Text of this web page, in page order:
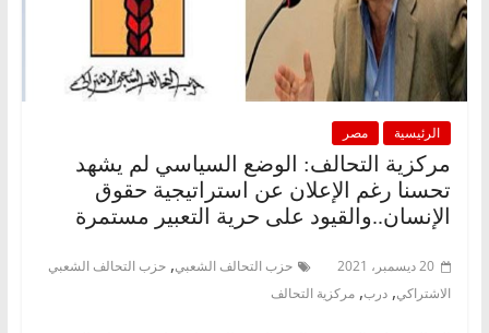
الرئيسية مصر
مركزية التحالف: الوضع السياسي لم يشهد
تحسنا رغم الإعلان عن استراتيجية حقوق
الإنسان..والقيود على حرية التعبير مستمرة
20 ديسمبر، 2021 حزب التحالف الشعبي, حزب التحالف الشعبي
الاشتراكي, درب, مركزية التحالف